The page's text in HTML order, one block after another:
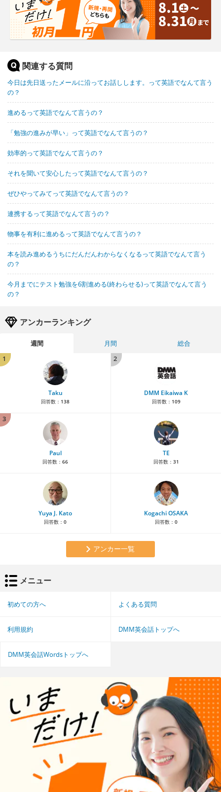
関連する質問
今日は先日送ったメールに沿ってお話しします。って英語でなんて言う
の？
進めるって英語でなんて言うの？
「勉強の進みが早い」って英語でなんて言うの？
効率的って英語でなんて言うの？
それを聞いて安心したって英語でなんて言うの？
ぜひやってみてって英語でなんて言うの？
連携するって英語でなんて言うの？
物事を有利に進めるって英語でなんて言うの？
本を読み進めるうちにだんだんわからなくなるって英語でなんて言う
の？
今月までにテスト勉強を6割進める(終わらせる)って英語でなんて言う
の？
アンカーランキング
週間 月間
総合
1
Taku
回答数： 138
2
DMM Eikaiwa K
回答数： 109
3
Paul
回答数： 66
TE
回答数： 31
Yuya J. Kato
回答数： 0
Kogachi OSAKA
回答数： 0
アンカー一覧
メニュー
初めての方へ よくある質問
利用規約 DMM英会話トップへ
DMM英会話Wordsトップへ